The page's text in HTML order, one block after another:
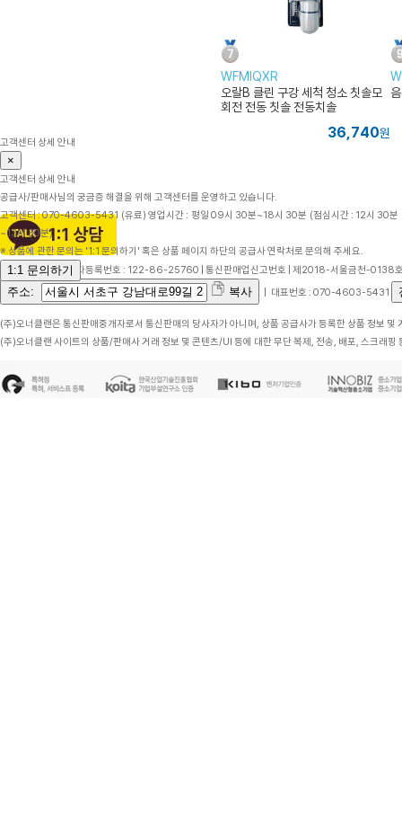
WFMIQXR
오랄B 클린 구강 세척 청소 칫솔모
회전 전동 칫솔 전동치솔
36,740원